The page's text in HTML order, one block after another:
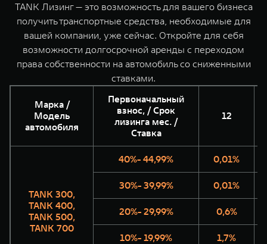
WEY 80
от 8 099
TANK Лизинг — это возможность для вашего бизнеса
получить транспортные средства, необходимые для
вашей компании, уже сейчас. Откройте для себя
возможности долгосрочной аренды с переходом
права собственности на автомобиль со сниженными
ставками.
Марка /
Модель
автомобиля
Первоначальный
взнос, / Срок
лизинга мес. /
Ставка
12
TANK 300,
TANK 400,
TANK 500,
TANK 700
40%- 44,99% 0,01%
30%- 39,99% 0,01%
20%- 29,99% 0,6%
10%- 19,99% 1,7%